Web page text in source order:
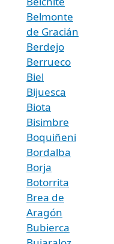
Belmonte
de Gracián
Berdejo
Berrueco
Biel
Bijuesca
Biota
Bisimbre
Boquiñeni
Bordalba
Borja
Botorrita
Brea de
Aragón
Bubierca